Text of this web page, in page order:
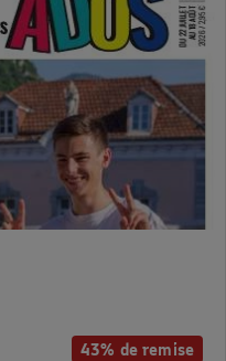
43% de remise